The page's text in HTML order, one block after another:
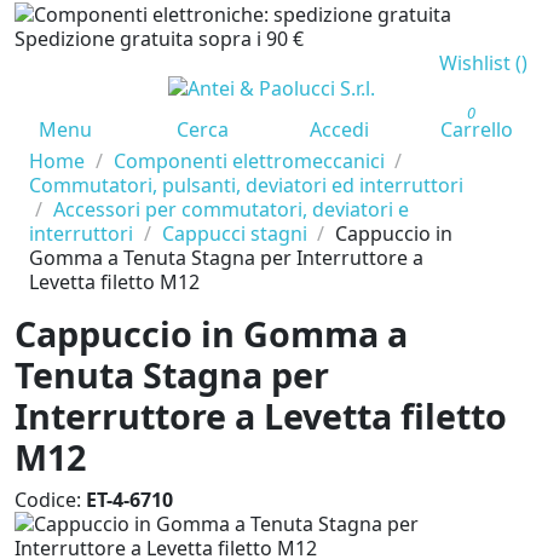
Spedizione gratuita sopra i 90 €
Wishlist ()
Menu Cerca Accedi
0
Carrello
Home
Componenti elettromeccanici
Commutatori, pulsanti, deviatori ed interruttori
Accessori per commutatori, deviatori e
interruttori
Cappucci stagni
Cappuccio in
Gomma a Tenuta Stagna per Interruttore a
Levetta filetto M12
Cappuccio in Gomma a
Tenuta Stagna per
Interruttore a Levetta filetto
M12
Codice: ET-4-6710